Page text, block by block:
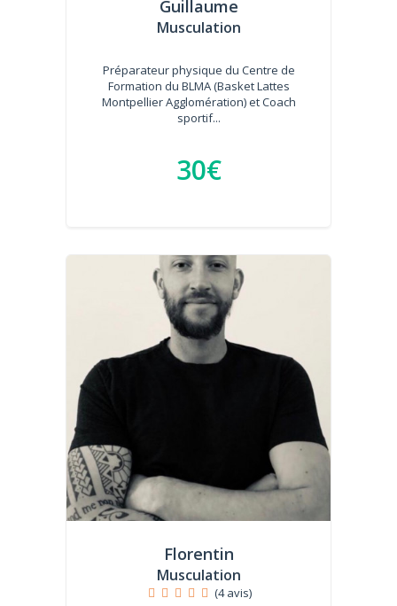
Guillaume
Musculation
Préparateur physique du Centre de
Formation du BLMA (Basket Lattes
Montpellier Agglomération) et Coach
sportif...
30€
Florentin
Musculation
(4 avis)